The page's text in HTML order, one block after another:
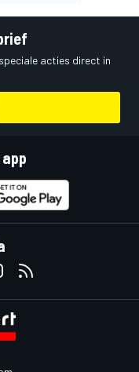
acties direct in